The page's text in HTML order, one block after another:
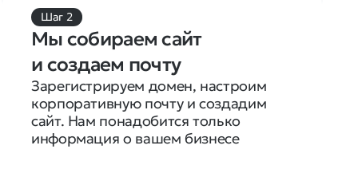
Шаг 2
Мы собираем сайт
и создаем почту
Зарегистрируем домен, настроим
корпоративную почту и создадим
сайт. Нам понадобится только
информация о вашем бизнесе